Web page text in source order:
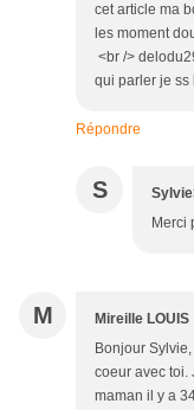
cet article ma
les moment
<br />
qui parler je ss
Répondre
S
Merci
M Mireille LOUIS
Bonjour
coeur avec toi.
maman il y a